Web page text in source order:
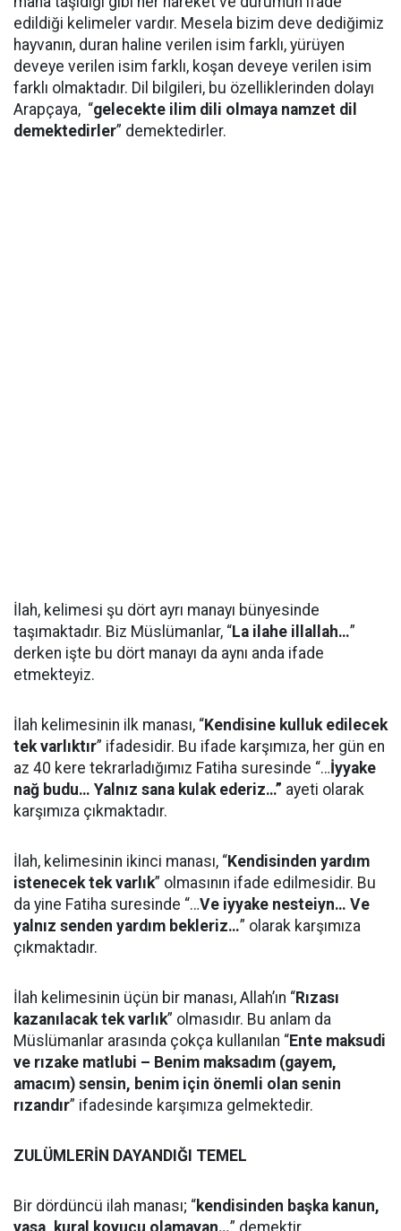
edildiği kelimeler vardır. Mesela bizim deve dediğimiz
hayvanın, duran haline verilen isim farklı, yürüyen
deveye verilen isim farklı, koşan deveye verilen isim
farklı olmaktadır. Dil bilgileri, bu özelliklerinden dolayı
Arapçaya, “gelecekte ilim dili olmaya namzet dil
demektedirler” demektedirler.
İlah, kelimesi şu dört ayrı manayı bünyesinde
taşımaktadır. Biz Müslümanlar, “La ilahe illallah…”
derken işte bu dört manayı da aynı anda ifade
etmekteyiz.
İlah kelimesinin ilk manası, “Kendisine kulluk edilecek
tek varlıktır” ifadesidir. Bu ifade karşımıza, her gün en
az 40 kere tekrarladığımız Fatiha suresinde “…İyyake
nağ budu… Yalnız sana kulak ederiz…” ayeti olarak
karşımıza çıkmaktadır.
İlah, kelimesinin ikinci manası, “Kendisinden yardım
istenecek tek varlık” olmasının ifade edilmesidir. Bu
da yine Fatiha suresinde “…Ve iyyake nesteiyn… Ve
yalnız senden yardım bekleriz…” olarak karşımıza
çıkmaktadır.
İlah kelimesinin üçün bir manası, Allah’ın “Rızası
kazanılacak tek varlık” olmasıdır. Bu anlam da
Müslümanlar arasında çokça kullanılan “Ente maksudi
ve rızake matlubi – Benim maksadım (gayem,
amacım) sensin, benim için önemli olan senin
rızandır” ifadesinde karşımıza gelmektedir.
ZULÜMLERİN DAYANDIĞI TEMEL
Bir dördüncü ilah manası; “kendisinden başka kanun,
yasa, kural koyucu olamayan…” demektir.